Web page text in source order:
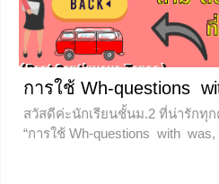
+2
การใช้ Wh-questions
สวัสดีค่ะนักเรียนชั้นม.2 ที่น่ารักทุก
“การใช้ Wh-questions with was,